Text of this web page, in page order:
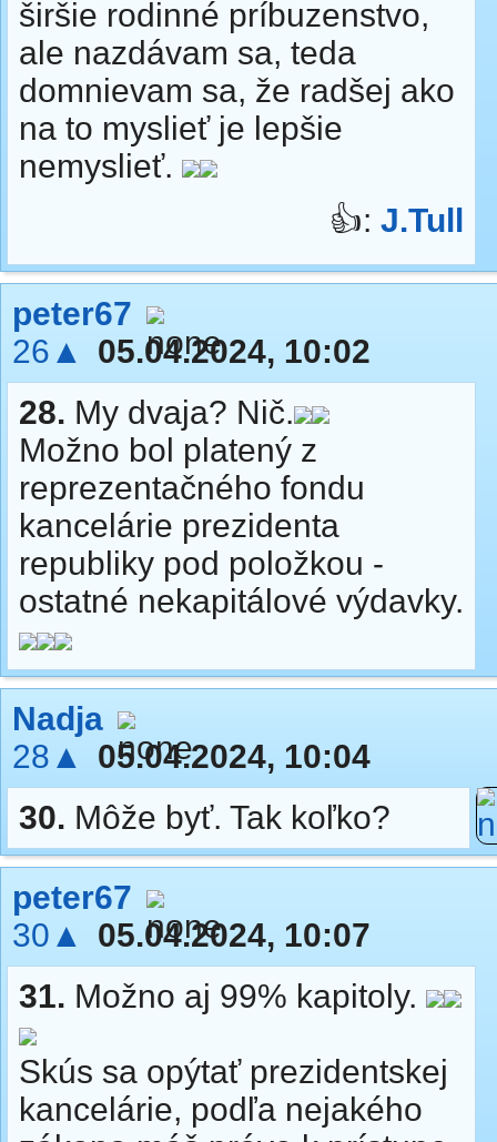
širšie rodinné príbuzenstvo,
ale nazdávam sa, teda
domnievam sa, že radšej ako
na to myslieť je lepšie
nemyslieť.
👍: J.Tull
peter67
26▲
05.04.2024, 10:02
28. My dvaja? Nič.
Možno bol platený z
reprezentačného fondu
kancelárie prezidenta
republiky pod položkou -
ostatné nekapitálové výdavky.
Nadja
28▲
05.04.2024, 10:04
30. Môže byť. Tak koľko?
peter67
30▲
05.04.2024, 10:07
31. Možno aj 99% kapitoly.
Skús sa opýtať prezidentskej
kancelárie, podľa nejakého